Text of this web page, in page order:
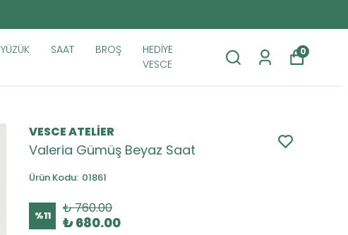
YÜZÜK SAAT BROŞ
HEDİYE
VESCE
0
VESCE ATELİER
Valeria Gümüş Beyaz Saat
Ürün Kodu: 01861
%11 ₺ 760.00
₺ 680.00